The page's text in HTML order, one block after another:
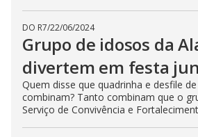
DO R7/22/06/2024
Grupo de idosos da
divertem em festa
Quem disse que quadrinha e desfile
combinam? Tanto combinam que o
Serviço de Convivência e